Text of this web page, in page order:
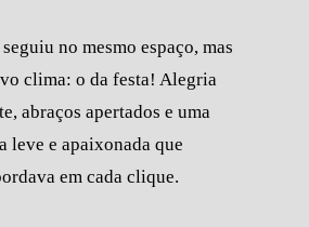
no mesmo espaço, mas
clima: o da festa! Alegria
abraços apertados e uma
leve e apaixonada que
em cada clique.